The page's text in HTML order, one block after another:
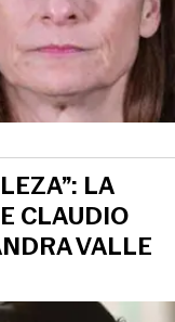
LA
CLAUDIO
VALLE